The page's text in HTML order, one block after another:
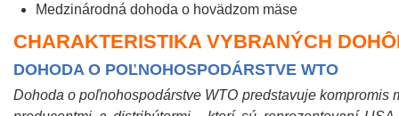
Medzinárodná dohoda o hovädzom mäse
CHARAKTERISTIKA VYBRANÝCH
DOHODA O POĽNOHOSPODÁRSTVE WTO
Dohoda o poľnohospodárstve WTO predstavuje kompromis